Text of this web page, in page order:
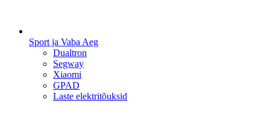
Sport ja Vaba Aeg
Dualtron
Segway
Xiaomi
GPAD
Laste elektritõuksid